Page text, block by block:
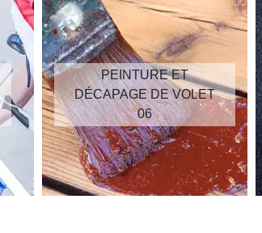
PEINTURE ET
DÉCAPAGE DE VOLET
06